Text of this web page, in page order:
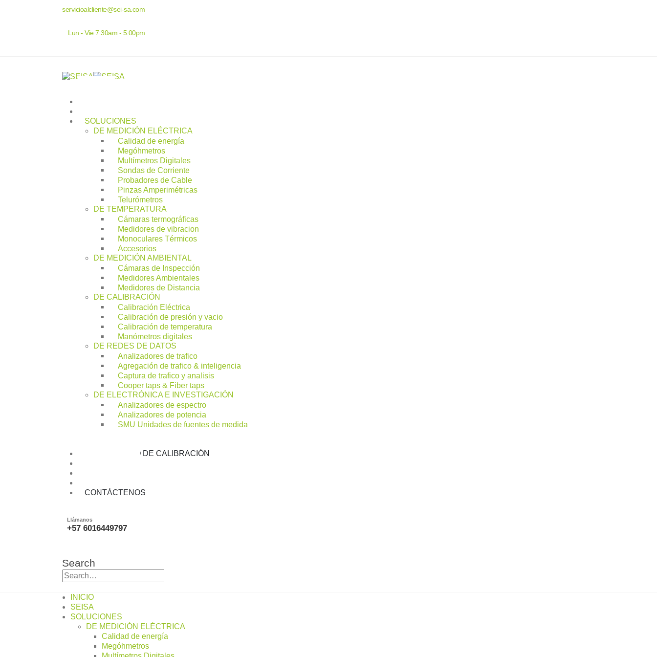
servicioalcliente@sei-sa.com
Lun - Vie 7:30am - 5:00pm
SOLUCIONES
DE MEDICIÓN ELÉCTRICA
Calidad de energía
Megóhmetros
Multímetros Digitales
Sondas de Corriente
Probadores de Cable
Pinzas Amperimétricas
Telurómetros
DE TEMPERATURA
Cámaras termográficas
Medidores de vibracion
Monoculares Térmicos
Accesorios
DE MEDICIÓN AMBIENTAL
Cámaras de Inspección
Medidores Ambientales
Medidores de Distancia
DE CALIBRACIÓN
Calibración Eléctrica
Calibración de presión y vacio
Calibración de temperatura
Manómetros digitales
DE REDES DE DATOS
Analizadores de trafico
Agregación de trafico & inteligencia
Captura de trafico y analisis
Cooper taps & Fiber taps
DE ELECTRÓNICA E INVESTIGACIÓN
Analizadores de espectro
Analizadores de potencia
SMU Unidades de fuentes de medida
LABORATORIO DE CALIBRACIÓN
CONTÁCTENOS
Llámanos
+57 6016449797
Search
INICIO
SEISA
SOLUCIONES
DE MEDICIÓN ELÉCTRICA
Calidad de energía
Megóhmetros